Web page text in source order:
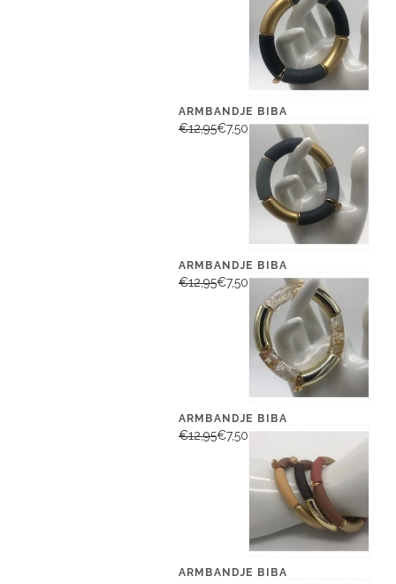
ARMBANDJE BIBA
€12,95€7,50
ARMBANDJE BIBA
€12,95€7,50
ARMBANDJE BIBA
€12,95€7,50
ARMBANDJE BIBA